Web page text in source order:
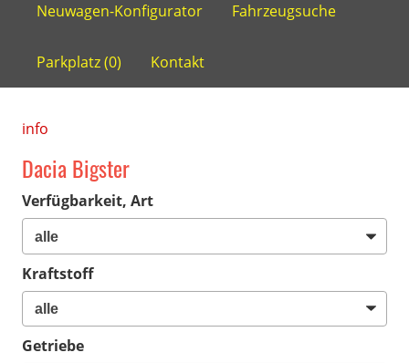
Neuwagen-Konfigurator Fahrzeugsuche
Parkplatz (0) Kontakt
info
Dacia Bigster
Verfügbarkeit, Art
Kraftstoff
Getriebe